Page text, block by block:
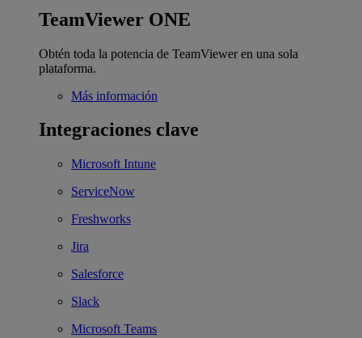
TeamViewer ONE
Obtén toda la potencia de TeamViewer en una sola
plataforma.
Más información
Integraciones clave
Microsoft Intune
ServiceNow
Freshworks
Jira
Salesforce
Slack
Microsoft Teams